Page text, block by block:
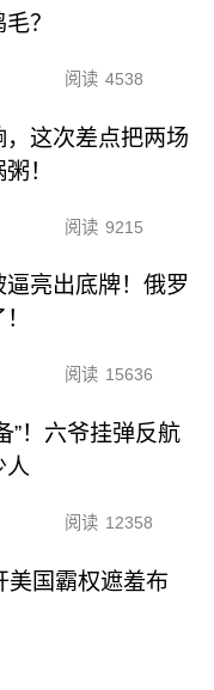
？
阅读 4538
，这次差点把两场
！
阅读 9215
逼亮出底牌！俄罗
阅读 15636
”！六爷挂弹反航
人
阅读 12358
美国霸权遮羞布